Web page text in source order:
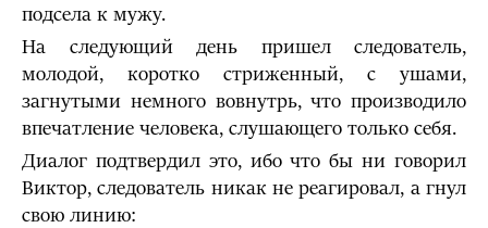
подсела к мужу.
На следующий день пришел следователь,
молодой, коротко стриженный, с ушами,
загнутыми немного вовнутрь, что производило
впечатление че­ловека, слушающего только себя.
Диалог подтвердил это, ибо что бы ни говорил
Виктор, следователь никак не реагировал, а гнул
свою линию: